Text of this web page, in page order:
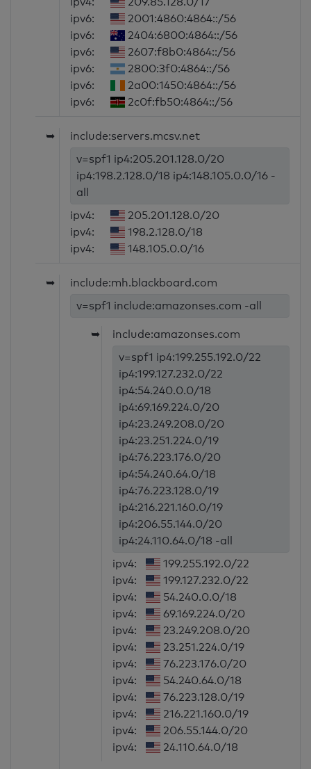
ipv6:
2001:4860:4864::/56
ipv6:
2404:6800:4864::/56
ipv6:
2607:f8b0:4864::/56
ipv6:
2800:3f0:4864::/56
ipv6:
2a00:1450:4864::/56
ipv6:
2c0f:fb50:4864::/56
➥
include:servers.mcsv.net
v=spf1 ip4:205.201.128.0/20
ip4:198.2.128.0/18 ip4:148.105.0.0/16 -
all
ipv4:
205.201.128.0/20
ipv4:
198.2.128.0/18
ipv4:
148.105.0.0/16
➥
include:mh.blackboard.com
v=spf1 include:amazonses.com -all
➥
include:amazonses.com
v=spf1 ip4:199.255.192.0/22
ip4:199.127.232.0/22
ip4:54.240.0.0/18
ip4:69.169.224.0/20
ip4:23.249.208.0/20
ip4:23.251.224.0/19
ip4:76.223.176.0/20
ip4:54.240.64.0/18
ip4:76.223.128.0/19
ip4:216.221.160.0/19
ip4:206.55.144.0/20
ip4:24.110.64.0/18 -all
ipv4:
199.255.192.0/22
ipv4:
199.127.232.0/22
ipv4:
54.240.0.0/18
ipv4:
69.169.224.0/20
ipv4:
23.249.208.0/20
ipv4:
23.251.224.0/19
ipv4:
76.223.176.0/20
ipv4:
54.240.64.0/18
ipv4:
76.223.128.0/19
ipv4:
216.221.160.0/19
ipv4:
206.55.144.0/20
ipv4:
24.110.64.0/18